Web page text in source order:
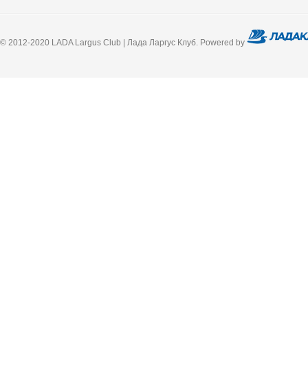
© 2012-2020 LADA Largus Club | Лада Ларгус Клуб. Powered by